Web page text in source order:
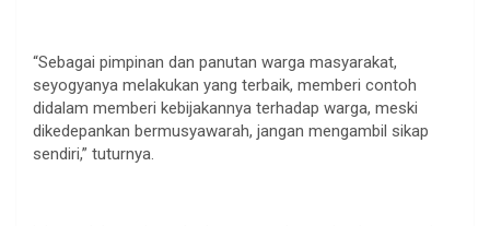
“Sebagai pimpinan dan panutan warga masyarakat,
seyogyanya melakukan yang terbaik, memberi contoh
didalam memberi kebijakannya terhadap warga, meski
dikedepankan bermusyawarah, jangan mengambil sikap
sendiri,” tuturnya.